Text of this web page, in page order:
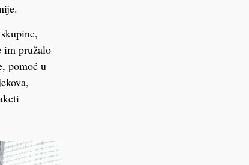
im pružalo
pomoć u